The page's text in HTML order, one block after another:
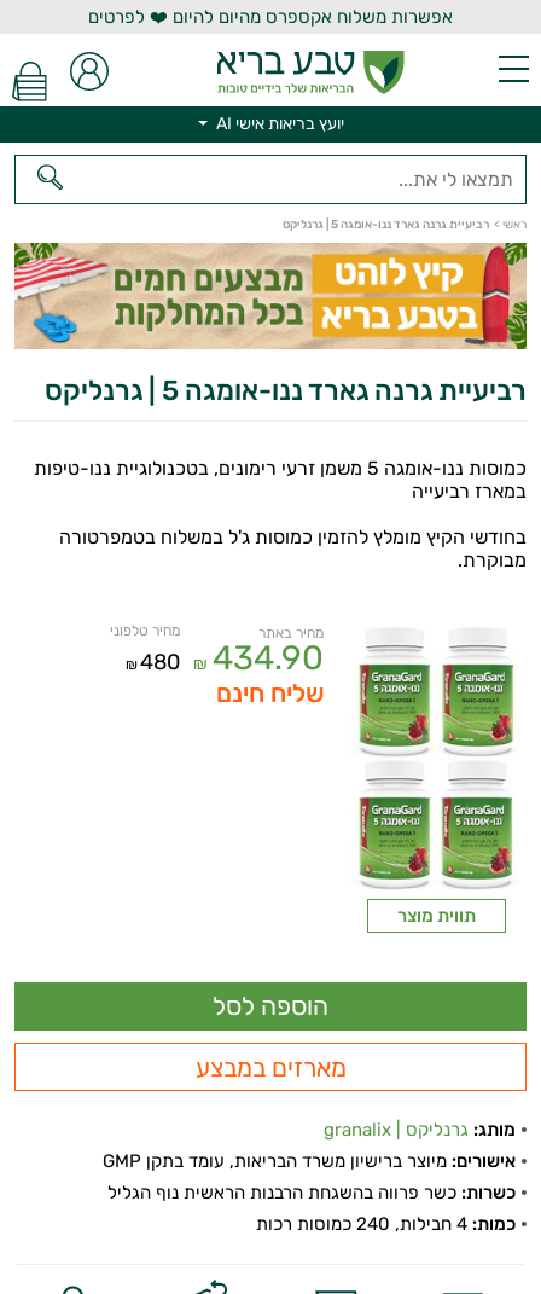
אפשרות משלוח אקספרס מהיום להיום ❤️ לפרטים
יועץ בריאות אישי AI
ראשי > רביעיית גרנה גארד ננו-אומגה 5 | גרנליקס
רביעיית גרנה גארד ננו-אומגה 5 | גרנליקס
כמוסות ננו-אומגה 5 משמן זרעי רימונים, בטכנולוגיית ננו-טיפות
במארז רביעייה
בחודשי הקיץ מומלץ להזמין כמוסות ג'ל במשלוח בטמפרטורה
מבוקרת.
תווית מוצר
מחיר באתר
434.90
₪
מחיר טלפוני
480
₪
שליח חינם
מארזים במבצע
מותג: גרנליקס | granalix
אישורים: מיוצר ברישיון משרד הבריאות, עומד בתקן GMP
כשרות: כשר פרווה בהשגחת הרבנות הראשית נוף הגליל
כמות:
יועץ בריאות אישי AI